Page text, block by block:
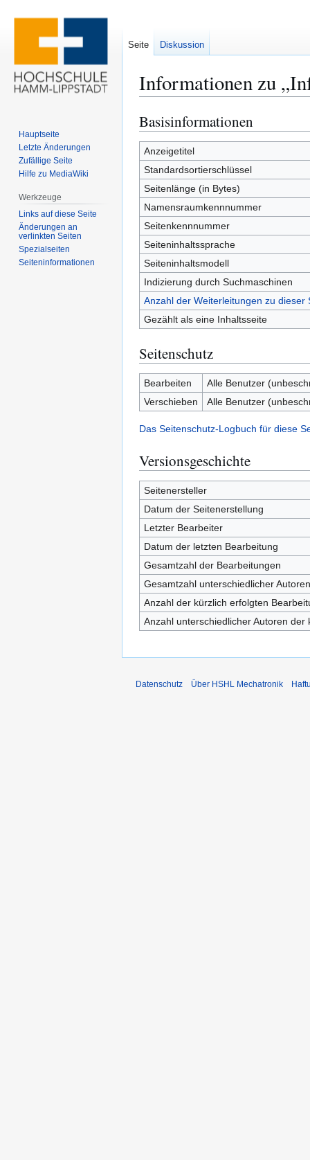
Informationen zu
Zur
Navigation
springen
Zur
Suche
springen
Basisinformationen
Anzeigetitel
Standardsortierschlüssel
Seitenlänge (in Bytes)
Namensraumkennnummer
Seitenkennnummer
Seiteninhaltssprache
Seiteninhaltsmodell
Indizierung durch Suchmaschinen
Anzahl der Weiterleitungen zu dieser
Gezählt als eine Inhaltsseite
Seitenschutz
Bearbeiten
Alle Benutzer
Verschieben
Alle Benutzer
Das Seitenschutz-Logbuch für diese
Versionsgeschichte
Seitenersteller
Datum der Seitenerstellung
Letzter Bearbeiter
Datum der letzten Bearbeitung
Gesamtzahl der Bearbeitungen
Gesamtzahl unterschiedlicher Autoren
Anzahl der kürzlich erfolgten
Anzahl unterschiedlicher Autoren
Seite Diskussion
Hauptseite
Letzte Änderungen
Zufällige Seite
Hilfe zu MediaWiki
Werkzeuge
Links auf diese Seite
Änderungen an
verlinkten Seiten
Spezialseiten
Seiten­­informationen
Datenschutz Über HSHL Mechatronik